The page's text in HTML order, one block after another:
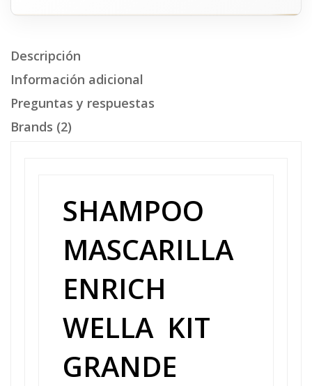
Descripción
Información adicional
Preguntas y respuestas
Brands (2)
SHAMPOO
MASCARILLA
ENRICH
WELLA KIT
GRANDE